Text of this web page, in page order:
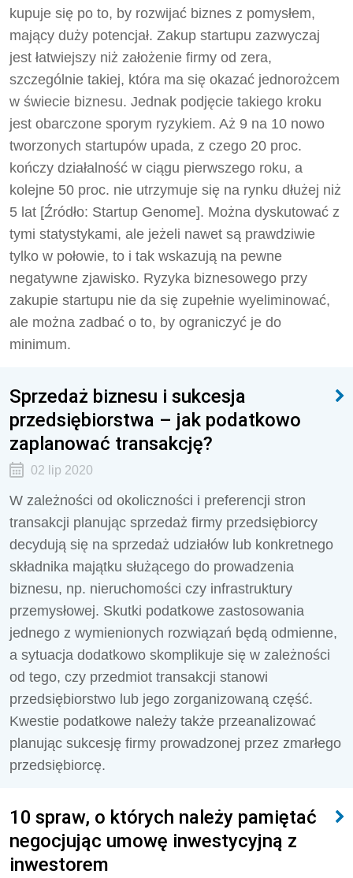
kupuje się po to, by rozwijać biznes z pomysłem,
mający duży potencjał. Zakup startupu zazwyczaj
jest łatwiejszy niż założenie firmy od zera,
szczególnie takiej, która ma się okazać jednorożcem
w świecie biznesu. Jednak podjęcie takiego kroku
jest obarczone sporym ryzykiem. Aż 9 na 10 nowo
tworzonych startupów upada, z czego 20 proc.
kończy działalność w ciągu pierwszego roku, a
kolejne 50 proc. nie utrzymuje się na rynku dłużej niż
5 lat [Źródło: Startup Genome]. Można dyskutować z
tymi statystykami, ale jeżeli nawet są prawdziwie
tylko w połowie, to i tak wskazują na pewne
negatywne zjawisko. Ryzyka biznesowego przy
zakupie startupu nie da się zupełnie wyeliminować,
ale można zadbać o to, by ograniczyć je do
minimum.
Sprzedaż biznesu i sukcesja
przedsiębiorstwa – jak podatkowo
zaplanować transakcję?
02 lip 2020
W zależności od okoliczności i preferencji stron
transakcji planując sprzedaż firmy przedsiębiorcy
decydują się na sprzedaż udziałów lub konkretnego
składnika majątku służącego do prowadzenia
biznesu, np. nieruchomości czy infrastruktury
przemysłowej. Skutki podatkowe zastosowania
jednego z wymienionych rozwiązań będą odmienne,
a sytuacja dodatkowo skomplikuje się w zależności
od tego, czy przedmiot transakcji stanowi
przedsiębiorstwo lub jego zorganizowaną część.
Kwestie podatkowe należy także przeanalizować
planując sukcesję firmy prowadzonej przez zmarłego
przedsiębiorcę.
10 spraw, o których należy pamiętać
negocjując umowę inwestycyjną z
inwestorem